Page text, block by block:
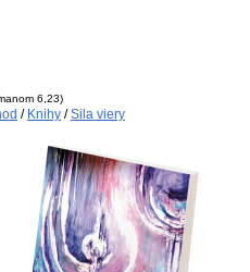
6,23)
/ Knihy /Sila viery